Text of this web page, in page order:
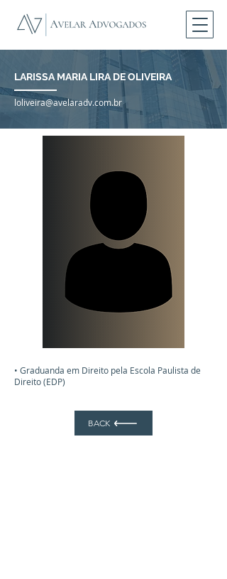
LARISSA MARIA LIRA DE OLIVEIRA
loliveira@avelaradv.com.br
• Graduanda em Direito pela Escola Paulista de
Direito (EDP)
BACK